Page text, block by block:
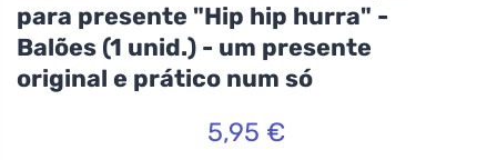
para presente "Hip hip hurra" -
Balões (1 unid.) - um presente
original e prático num só
5,95 €